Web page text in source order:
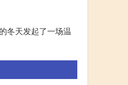
冬天发起了一场温